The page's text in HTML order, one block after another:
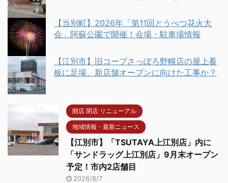
【当別町】2026年「第11回とうべつ花火大
会」阿蘇公園で開催！会場・駐車場情報
【江別市】旧コープさっぽろ野幌店の屋上看
板に足場、新店舗オープンに向けた工事か？
開店 閉店 リニューアル
地域情報・最新ニュース
【江別市】「TSUTAYA上江別店」内に
「サンドラッグ上江別店」9月末オープン
予定！市内2店舗目
2026/8/7